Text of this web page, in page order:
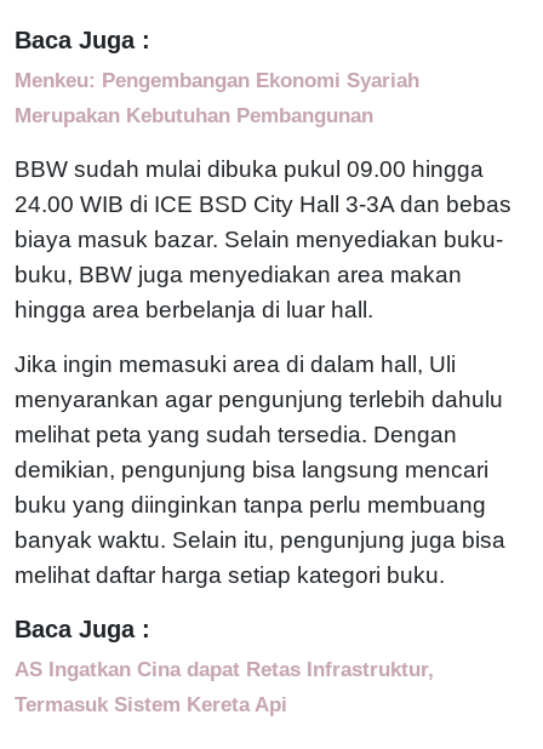
Baca Juga :
Menkeu: Pengembangan Ekonomi Syariah
Merupakan Kebutuhan Pembangunan
BBW sudah mulai dibuka pukul 09.00 hingga
24.00 WIB di ICE BSD City Hall 3-3A dan bebas
biaya masuk bazar. Selain menyediakan buku-
buku, BBW juga menyediakan area makan
hingga area berbelanja di luar hall.
Jika ingin memasuki area di dalam hall, Uli
menyarankan agar pengunjung terlebih dahulu
melihat peta yang sudah tersedia. Dengan
demikian, pengunjung bisa langsung mencari
buku yang diinginkan tanpa perlu membuang
banyak waktu. Selain itu, pengunjung juga bisa
melihat daftar harga setiap kategori buku.
Baca Juga :
AS Ingatkan Cina dapat Retas Infrastruktur,
Termasuk Sistem Kereta Api